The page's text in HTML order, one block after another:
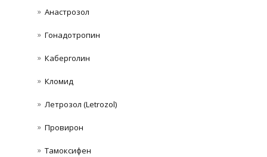
Анастрозол
Гонадотропин
Каберголин
Кломид
Летрозол (Letrozol)
Провирон
Тамоксифен